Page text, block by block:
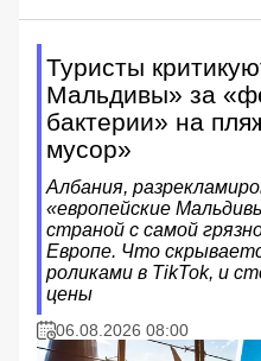
Туристы
Мальдивы» за
бактерии» на
мусор»
Албания,
«европейские
страной с самой
Европе. Что
роликами в TikTok, и
цены
06.08.2026 08:00